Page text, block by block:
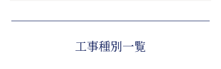
工事種別一覧